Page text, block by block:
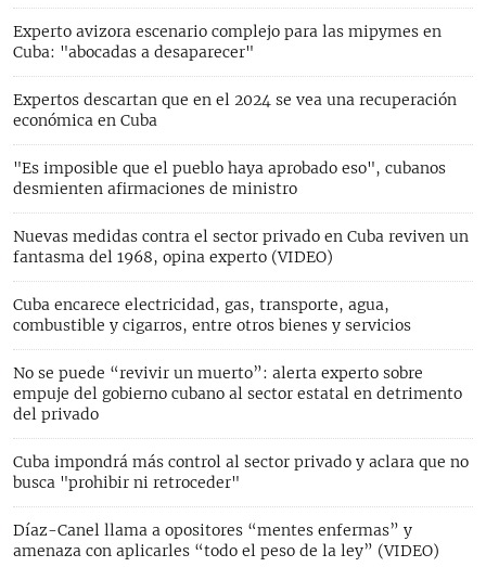
Experto avizora escenario complejo para las mipymes en
Cuba: "abocadas a desaparecer"
Expertos descartan que en el 2024 se vea una recuperación
económica en Cuba
"Es imposible que el pueblo haya aprobado eso", cubanos
desmienten afirmaciones de ministro
Nuevas medidas contra el sector privado en Cuba reviven un
fantasma del 1968, opina experto (VIDEO)
Cuba encarece electricidad, gas, transporte, agua,
combustible y cigarros, entre otros bienes y servicios
No se puede “revivir un muerto”: alerta experto sobre
empuje del gobierno cubano al sector estatal en detrimento
del privado
Cuba impondrá más control al sector privado y aclara que no
busca "prohibir ni retroceder"
Díaz-Canel llama a opositores “mentes enfermas” y
amenaza con aplicarles “todo el peso de la ley” (VIDEO)